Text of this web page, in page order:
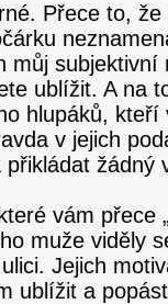
Přece to,
můj subjektivní
ublížit. A na
hlupáků, kteří
v jejich
žádný
vám přece
muže viděly
Jejich
ublížit a